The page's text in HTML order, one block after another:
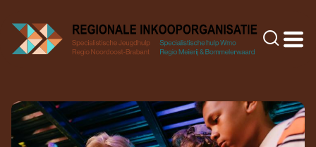
naar
inhoud